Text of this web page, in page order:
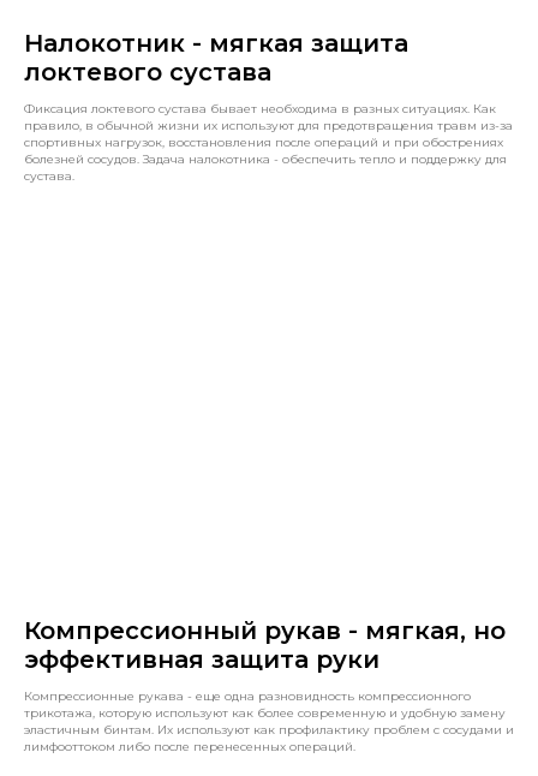
Налокотник - мягкая защита
локтевого сустава
Фиксация локтевого сустава бывает необходима в разных ситуациях. Как
правило, в обычной жизни их используют для предотвращения травм из-за
спортивных нагрузок, восстановления после операций и при обострениях
болезней сосудов. Задача налокотника - обеспечить тепло и поддержку для
сустава.
Компрессионный рукав - мягкая, но
эффективная защита руки
Компрессионные рукава - еще одна разновидность компрессионного
трикотажа, которую используют как более современную и удобную замену
эластичным бинтам. Их используют как профилактику проблем с сосудами и
лимфооттоком либо после перенесенных операций.